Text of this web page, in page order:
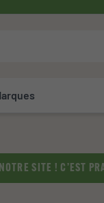
SITE ! C’EST